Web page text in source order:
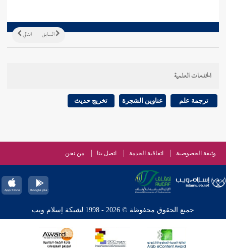
التالي السابق
الخدمات العلمية
ترجمة علم عناوين الشجرة تخريج حديث
وثيقة الخصوصية اتفاقية الخدمة اتصل بنا من نحن
جميع الحقوق محفوظة © 2026 - 1998 لشبكة إسلام ويب